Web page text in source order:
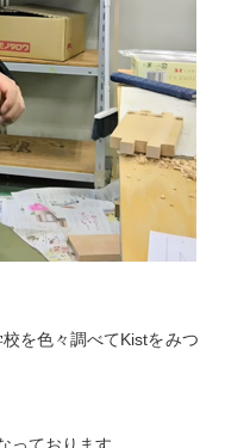
を色々調べてKistをみつ